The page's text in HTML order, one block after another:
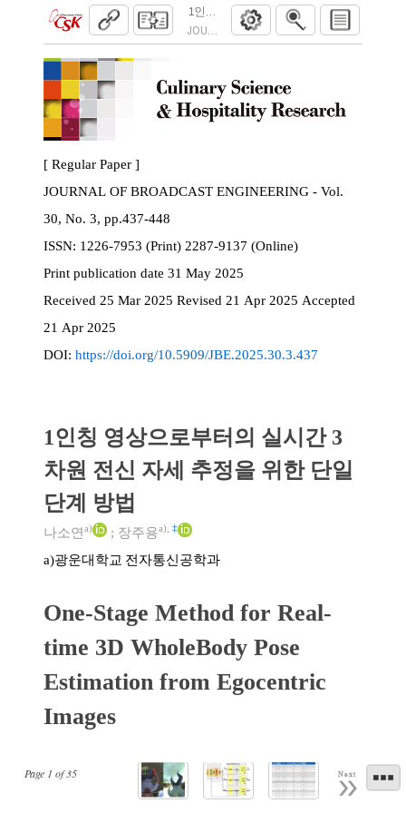
1인칭 영상으로부터의 실시간 3차원 전신
JOURNAL OF BROADCAST ENGINEERING.
Page 1 of35 Next
[ Regular Paper ]
JOURNAL OF BROADCAST ENGINEERING - Vol.
30, No. 3, pp.437-448
ISSN:
1226-7953 (Print) 2287-9137 (Online)
Print publication date 31 May 2025
Received 25 Mar 2025 Revised 21 Apr 2025 Accepted
21 Apr 2025
DOI: https://doi.org/10.5909/JBE.2025.30.3.437
1인칭 영상으로부터의 실시간 3
차원 전신 자세 추정을 위한 단일
단계 방법
나소연 a) ; 장주용a) ‡
a)광운대학교 전자통신공학과
One-Stage Method for Real-
time 3D WholeBody Pose
Estimation from Egocentric
Images